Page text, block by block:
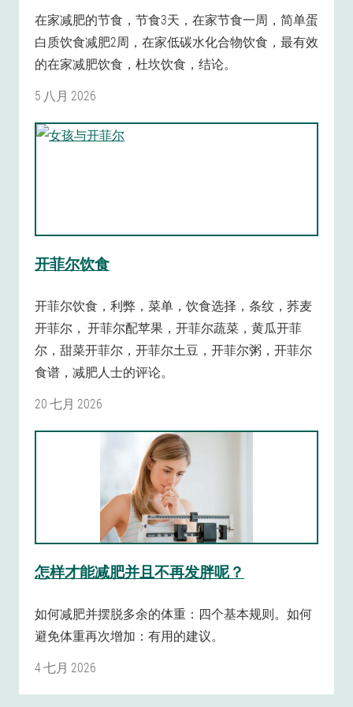
在家减肥的节食，节食3天，在家节食一周，简单蛋
白质饮食减肥2周，在家低碳水化合物饮食，最有效
的在家减肥饮食，杜坎饮食，结论。
5 八月 2026
开菲尔饮食
开菲尔饮食，利弊，菜单，饮食选择，条纹，荞麦
开菲尔， 开菲尔配苹果，开菲尔蔬菜，黄瓜开菲
尔，甜菜开菲尔，开菲尔土豆，开菲尔粥，开菲尔
食谱，减肥人士的评论。
20 七月 2026
怎样才能减肥并且不再发胖呢？
如何减肥并摆脱多余的体重：四个基本规则。如何
避免体重再次增加：有用的建议。
4 七月 2026